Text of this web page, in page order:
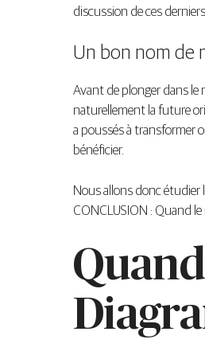
discussion de ces
Un bon nom de
Avant de plonger dans le
naturellement la future
a poussés à transformer
bénéficier.
Nous allons donc étudier
CONCLUSION : Quand